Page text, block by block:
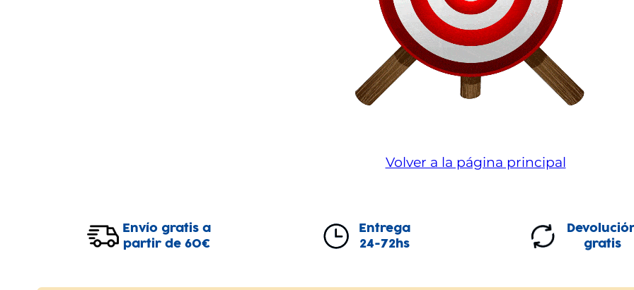
Volver a la página principal
Envío gratis a
partir de 60€
Entrega
24-72hs
gratis